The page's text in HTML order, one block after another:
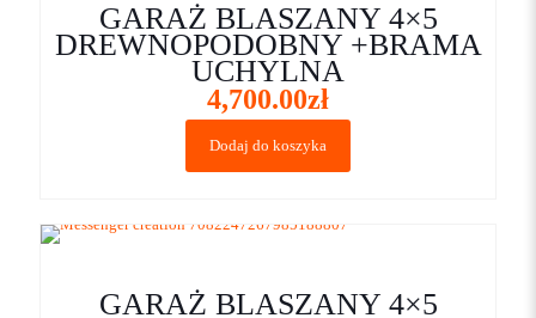
GARAŻ BLASZANY 4×5
DREWNOPODOBNY +BRAMA
UCHYLNA
4,700.00zł
Dodaj do koszyka
GARAŻ BLASZANY 4×5